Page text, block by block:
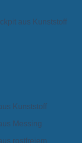
aus Kunststoff
Kunststoff
Messing
rostfreiem